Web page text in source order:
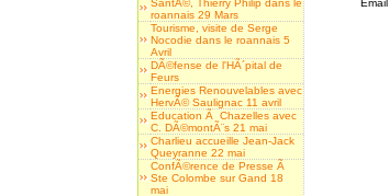
SantÃ©, Thierry Philip dans le
roannais 29 Mars
Tourisme, visite de Serge
Nocodie dans le roannais 5
Avril
DÃ©fense de l'HÃ´pital de
Feurs
Energies Renouvelables avec
HervÃ© Saulignac 11 avril
Education Ã Chazelles avec
C. DÃ©montÃ¨s 21 mai
Charlieu accueille Jean-Jack
Queyranne 22 mai
ConfÃ©rence de Presse Ã
Ste Colombe sur Gand 18
mai
Email